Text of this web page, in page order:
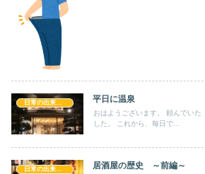
日常の出来事！！ 平日に温泉
おはようございます。 頼んでいた「簿記3級」の勉強資料が届きま
した。 これから、毎日で...
日常の出来事！！ 居酒屋の歴史 ～前編～